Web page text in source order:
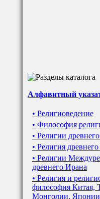
Алфавитный
• Религиоведение
• Философия
• Религии
• Религия
• Религии
древнего Ирана
• Религия и
философия Китая,
Монголии,